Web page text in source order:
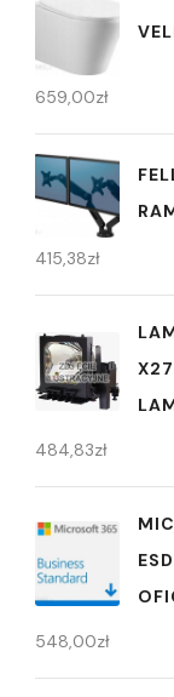
659,00zł
415,38zł
484,83zł
548,00zł